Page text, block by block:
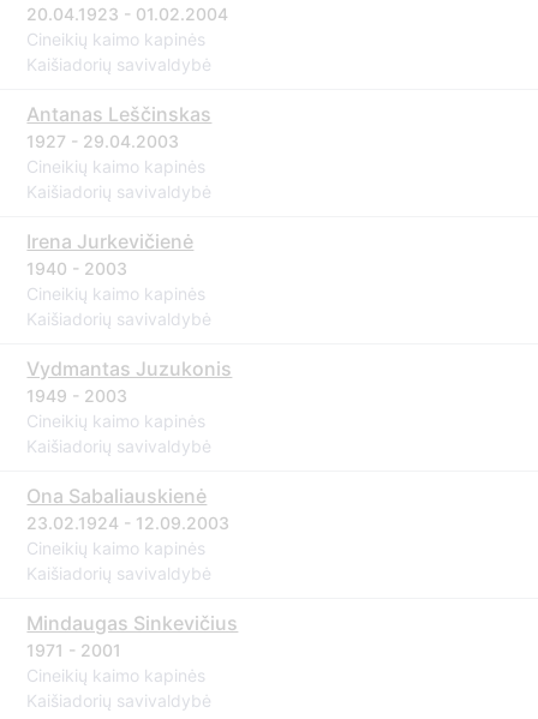
20.04.1923 - 01.02.2004
Cineikių kaimo kapinės
Kaišiadorių savivaldybė
Antanas Leščinskas
1927 - 29.04.2003
Cineikių kaimo kapinės
Kaišiadorių savivaldybė
Irena Jurkevičienė
1940 - 2003
Cineikių kaimo kapinės
Kaišiadorių savivaldybė
Vydmantas Juzukonis
1949 - 2003
Cineikių kaimo kapinės
Kaišiadorių savivaldybė
Ona Sabaliauskienė
23.02.1924 - 12.09.2003
Cineikių kaimo kapinės
Kaišiadorių savivaldybė
Mindaugas Sinkevičius
1971 - 2001
Cineikių kaimo kapinės
Kaišiadorių savivaldybė